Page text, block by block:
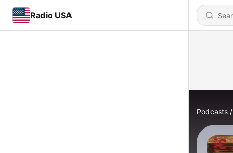
Radio USA
Podcasts